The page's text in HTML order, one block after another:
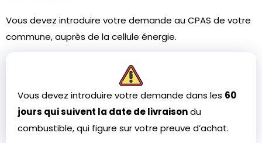
Vous devez introduire votre demande au CPAS de votre
commune, auprès de la cellule énergie.
Vous devez introduire votre demande dans les 60
jours qui suivent la date de livraisondu
combustible, qui figure sur votre preuve d’achat.